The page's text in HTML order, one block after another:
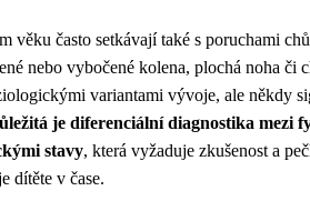
věku často setkávají také s poruchami
nebo vybočené kolena, plochá noha či
variantami vývoje, ale někdy
je diferenciální diagnostika mezi
stavy, která vyžaduje zkušenost a
dítěte v čase.